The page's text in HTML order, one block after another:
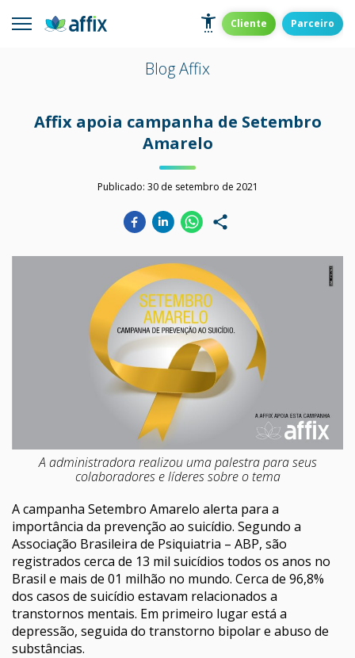
content
Affix
Administradora de Benefícios Cliente Parceiro
Blog Affix
Affix apoia campanha de Setembro
Amarelo
Publicado: 30 de setembro de 2021
A administradora realizou uma palestra para seus
colaboradores e líderes sobre o tema
A campanha Setembro Amarelo alerta para a
importância da prevenção ao suicídio. Segundo a
Associação Brasileira de Psiquiatria – ABP, são
registrados cerca de 13 mil suicídios todos os anos no
Brasil e mais de 01 milhão no mundo. Cerca de 96,8%
dos casos de suicídio estavam relacionados a
transtornos mentais. Em primeiro lugar está a
depressão, seguida do transtorno bipolar e abuso de
substâncias.